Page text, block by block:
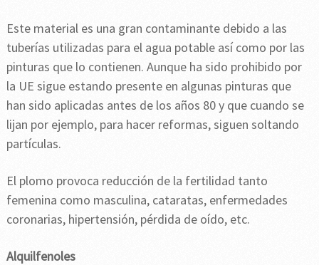
Este material es una gran contaminante debido a las
tuberías utilizadas para el agua potable así como por las
pinturas que lo contienen. Aunque ha sido prohibido por
la UE sigue estando presente en algunas pinturas que
han sido aplicadas antes de los años 80 y que cuando se
lijan por ejemplo, para hacer reformas, siguen soltando
partículas.
El plomo provoca reducción de la fertilidad tanto
femenina como masculina, cataratas, enfermedades
coronarias, hipertensión, pérdida de oído, etc.
Alquilfenoles